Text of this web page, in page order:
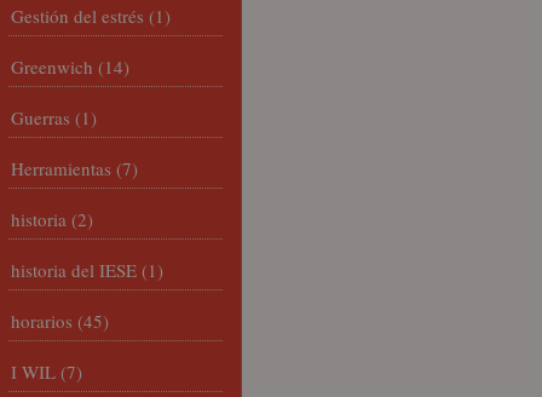
Gestión del estrés (1)
Greenwich (14)
Guerras (1)
Herramientas (7)
historia (2)
historia del IESE (1)
horarios (45)
I WIL (7)